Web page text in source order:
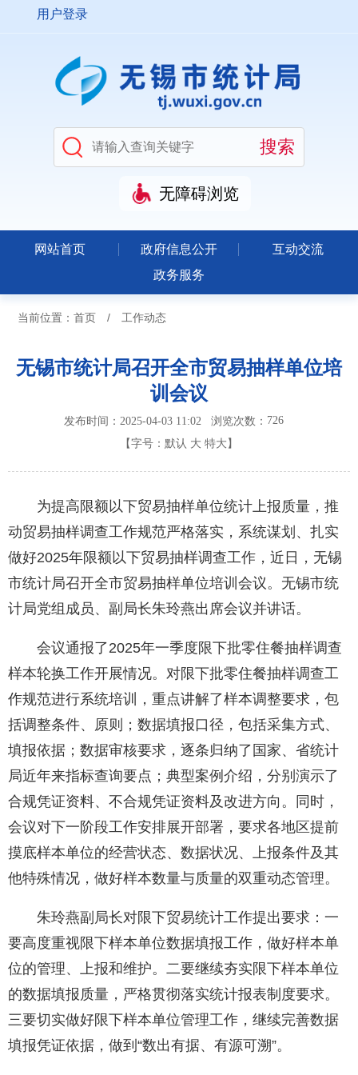
用户登录
无障碍浏览
网站首页 政府信息公开
互动交流
政务服务
当前位置： 首页 / 工作动态
无锡市统计局召开全市贸易抽样单位培
训会议
发布时间：2025-04-03 11:02 浏览次数： 726
【字号： 默认 大 特大 】
为提高限额以下贸易抽样单位统计上报质量，推
动贸易抽样调查工作规范严格落实，系统谋划、扎实
做好2025年限额以下贸易抽样调查工作，近日，无锡
市统计局召开全市贸易抽样单位培训会议。无锡市统
计局党组成员、副局长朱玲燕出席会议并讲话。
会议通报了2025年一季度限下批零住餐抽样调查
样本轮换工作开展情况。对限下批零住餐抽样调查工
作规范进行系统培训，重点讲解了样本调整要求，包
括调整条件、原则；数据填报口径，包括采集方式、
填报依据；数据审核要求，逐条归纳了国家、省统计
局近年来指标查询要点；典型案例介绍，分别演示了
合规凭证资料、不合规凭证资料及改进方向。同时，
会议对下一阶段工作安排展开部署，要求各地区提前
摸底样本单位的经营状态、数据状况、上报条件及其
他特殊情况，做好样本数量与质量的双重动态管理。
朱玲燕副局长对限下贸易统计工作提出要求：一
要高度重视限下样本单位数据填报工作，做好样本单
位的管理、上报和维护。二要继续夯实限下样本单位
的数据填报质量，严格贯彻落实统计报表制度要求。
三要切实做好限下样本单位管理工作，继续完善数据
填报凭证依据，做到“数出有据、有源可溯”。